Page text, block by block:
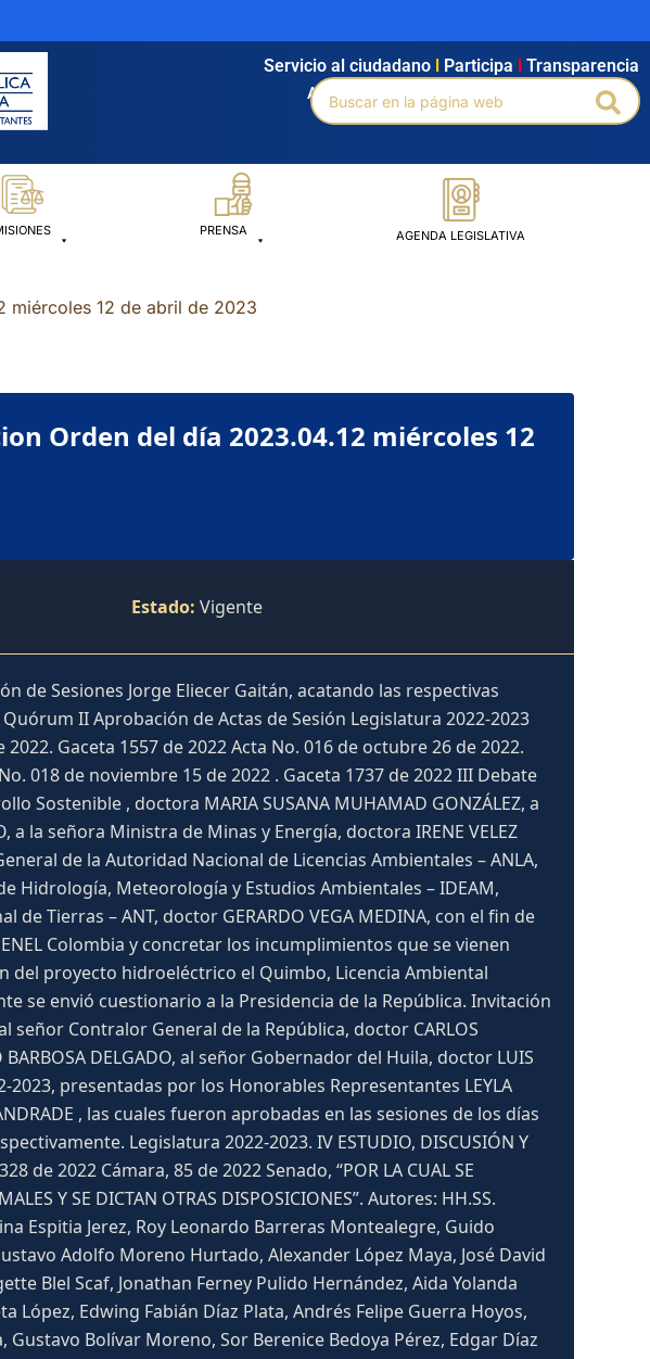
Agendamiento Intranet Búsqueda avanzada
Servicio al ciudadano Participa Transparencia
Buscar
por:
PRENSA AGENDA LEGISLATIVA
miércoles 12 de abril de 2023
Orden del día 2023.04.12 miércoles 12
Estado: Vigente
de Sesiones Jorge Eliecer Gaitán, acatando las respectivas
II Aprobación de Actas de Sesión Legislatura 2022-2023
Gaceta 1557 de 2022 Acta No. 016 de octubre 26 de 2022.
018 de noviembre 15 de 2022 . Gaceta 1737 de 2022 III Debate
Sostenible , doctora MARIA SUSANA MUHAMAD GONZÁLEZ, a
la señora Ministra de Minas y Energía, doctora IRENE VELEZ
de la Autoridad Nacional de Licencias Ambientales – ANLA,
Hidrología, Meteorología y Estudios Ambientales – IDEAM,
de Tierras – ANT, doctor GERARDO VEGA MEDINA, con el fin de
Colombia y concretar los incumplimientos que se vienen
del proyecto hidroeléctrico el Quimbo, Licencia Ambiental
se envió cuestionario a la Presidencia de la República. Invitación
señor Contralor General de la República, doctor CARLOS
BARBOSA DELGADO, al señor Gobernador del Huila, doctor LUIS
2023, presentadas por los Honorables Representantes LEYLA
ANDRADE , las cuales fueron aprobadas en las sesiones de los días
Legislatura 2022-2023. IV ESTUDIO, DISCUSIÓN Y
de 2022 Cámara, 85 de 2022 Senado, “POR LA CUAL SE
Y SE DICTAN OTRAS DISPOSICIONES”. Autores: HH.SS.
Espitia Jerez, Roy Leonardo Barreras Montealegre, Guido
Adolfo Moreno Hurtado, Alexander López Maya, José David
Blel Scaf, Jonathan Ferney Pulido Hernández, Aida Yolanda
López, Edwing Fabián Díaz Plata, Andrés Felipe Guerra Hoyos,
Bolívar Moreno, Sor Berenice Bedoya Pérez, Edgar Díaz